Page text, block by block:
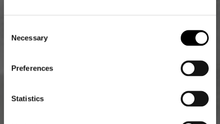
Selection
Necessary
Preferences
Statistics